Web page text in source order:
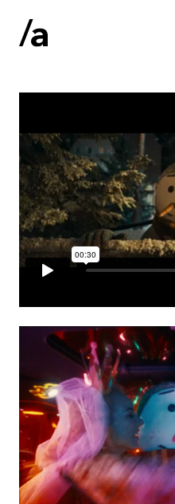
:
Sākums
Par mums
Kontakti
Portfolio